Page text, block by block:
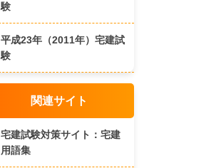
験
平成23年（2011年）宅建試
験
関連サイト
宅建試験対策サイト：宅建
用語集